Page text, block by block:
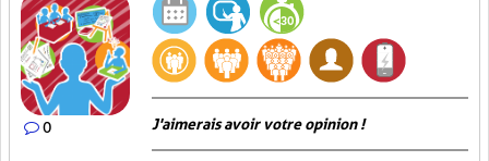
0 J'aimerais avoir votre opinion !